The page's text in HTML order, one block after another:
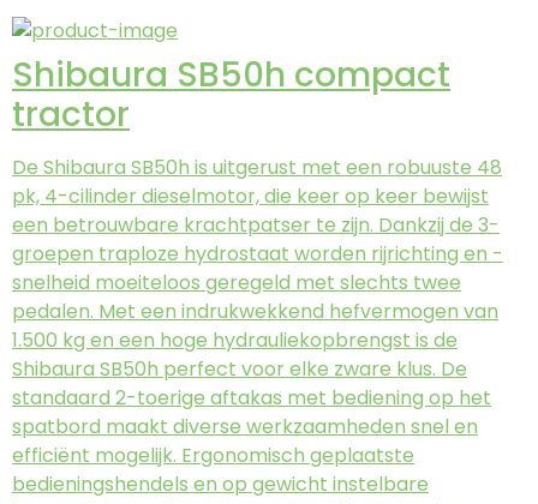
Shibaura SB50h compact
tractor
De Shibaura SB50h is uitgerust met een robuuste 48
pk, 4-cilinder dieselmotor, die keer op keer bewijst
een betrouwbare krachtpatser te zijn. Dankzij de 3-
groepen traploze hydrostaat worden rijrichting en -
snelheid moeiteloos geregeld met slechts twee
pedalen. Met een indrukwekkend hefvermogen van
1.500 kg en een hoge hydrauliekopbrengst is de
Shibaura SB50h perfect voor elke zware klus. De
standaard 2-toerige aftakas met bediening op het
spatbord maakt diverse werkzaamheden snel en
efficiënt mogelijk. Ergonomisch geplaatste
bedieningshendels en op gewicht instelbare